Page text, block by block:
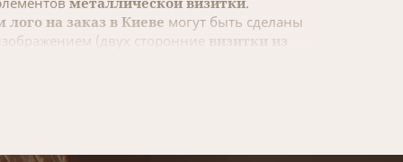
на заказ в Киеве могут быть сделаны
(двух сторонние визитки из